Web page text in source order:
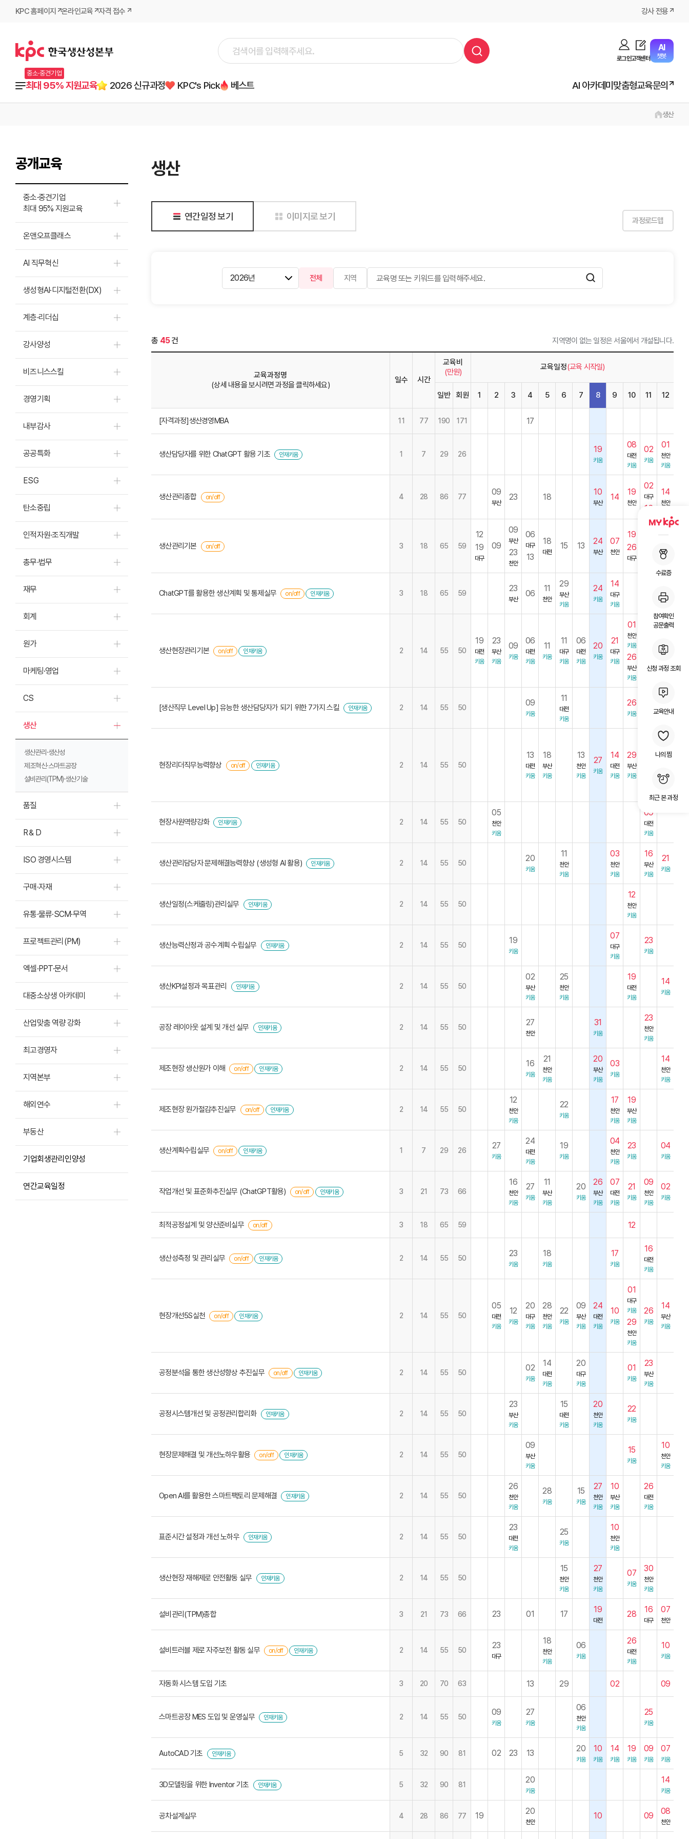
KPC 홈페이지 온라인교육 자격 접수 강사 전용
로그인고객센터
AI
챗봇
중소·중견기업
최대 95% 지원교육 2026 신규과정 KPC's Pick 베스트 AI 아카데미 맞춤형교육문의
수료증
참여확인
공문출력
신청 과정 조회
교육안내
나의 찜
최근 본 과정
생산
공개교육
중소·중견기업
최대 95% 지원교육
온앤오프클래스
AI 직무혁신
생성형AI·디지털전환(DX)
계층·리더십
강사양성
비즈니스스킬
경영기획
내부감사
공공특화
ESG
탄소중립
인적자원·조직개발
총무·법무
재무
회계
원가
마케팅·영업
CS
생산
생산관리·생산성
제조혁신·스마트공장
설비관리(TPM)·생산기술
품질
R＆D
ISO 경영시스템
구매·자재
유통·물류·SCM·무역
프로젝트관리(PM)
엑셀·PPT·문서
대중소상생 아카데미
산업맞춤 역량 강화
최고경영자
지역본부
해외연수
부동산
기업회생관리인양성
연간교육일정
생산
연간일정 보기 이미지로 보기 과정로드맵
전체 지역
총 45건 지역명이 없는 일정은 서울에서 개설됩니다.
교육과정명
(상세 내용을 보시려면 과정을 클릭하세요)
일수 시간
교육비
(만원)
교육일정(교육 시작일)
일반 회원 1 2 3 4 5 6 7 8 9 10 11 12
[자격과정]생산경영MBA 11 77 190 171 17
생산담당자를 위한 ChatGPT 활용 기초 인재키움 1 7 29 26 19
키움
08
대전
키움
02
키움
01
천안
키움
생산관리종합 on/off 4 28 86 77 09
부산
23 18
10
부산
14
19
천안
02
대구
16
14
천안
생산관리기본 on/off 3 18 65 59
12
19
대구
09
09
부산
23
천안
06
대구
13
18
대전
15 13 24
부산
07
천안
19
26
대구
ChatGPT를 활용한 생산계획 및 통제실무 on/off 인재키움 3 18 65 59 23
부산
06
11
천안
29
부산
키움
24
키움
14
대구
키움
생산현장관리기본 on/off 인재키움 2 14 55 50
19
대전
키움
23
부산
키움
09
키움
06
대전
키움
11
키움
11
대구
키움
06
대전
키움
20
키움
21
대구
키움
01
천안
키움
26
부산
키움
대구
[생산직무 Level Up] 유능한 생산담당자가 되기 위한 7가지 스킬 인재키움 2 14 55 50 09
키움
11
대전
키움
26
키움
현장리더직무능력향상 on/off 인재키움 2 14 55 50
13
대전
키움
18
부산
키움
13
천안
키움
27
키움
14
대전
키움
29
부산
키움
07
현장사원역량강화 인재키움 2 14 55 50
05
천안
키움
09
대전
키움
생산관리담당자 문제해결능력향상 (생성형 AI 활용) 인재키움 2 14 55 50 20
키움
11
천안
키움
03
천안
키움
16
부산
키움
21
키움
생산일정(스케줄링)관리실무 인재키움 2 14 55 50
12
천안
키움
생산능력산정과 공수계획 수립실무 인재키움 2 14 55 50 19
키움
07
대구
키움
23
키움
생산KPI설정과 목표관리 인재키움 2 14 55 50
02
부산
키움
25
천안
키움
19
대전
키움
14
키움
공장 레이아웃 설계 및 개선 실무 인재키움 2 14 55 50 27
천안
31
키움
23
천안
키움
제조현장 생산원가 이해 on/off 인재키움 2 14 55 50 16
키움
21
천안
키움
20
부산
키움
03
키움
14
천안
키움
제조현장 원가절감추진실무 on/off 인재키움 2 14 55 50
12
천안
키움
22
키움
17
천안
키움
19
부산
키움
생산계획수립실무 on/off 인재키움 1 7 29 26 27
키움
24
대전
키움
19
키움
04
천안
키움
23
키움
04
키움
작업개선 및 표준화추진실무 (ChatGPT활용) on/off 인재키움 3 21 73 66
16
천안
키움
27
키움
11
부산
키움
20
키움
26
부산
키움
07
대전
키움
21
키움
09
천안
키움
02
키움
최적공정설계 및 양산준비실무 on/off 3 18 65 59 12
생산성측정 및 관리실무 on/off 인재키움 2 14 55 50 23
키움
18
키움
17
키움
16
대전
키움
현장개선5S실천 on/off 인재키움 2 14 55 50
05
대전
키움
12
키움
20
대구
키움
28
천안
키움
22
키움
09
부산
키움
24
대전
키움
10
키움
01
대구
키움
29
천안
키움
26
키움
14
부산
키움
공정분석을 통한 생산성향상 추진실무 on/off 인재키움 2 14 55 50 02
키움
14
대전
키움
20
대구
키움
01
키움
23
부산
키움
공정시스템개선 및 공정관리합리화 인재키움 2 14 55 50
23
부산
키움
15
대전
키움
20
천안
키움
22
키움
현장문제해결 및 개선노하우활용 on/off 인재키움 2 14 55 50
09
부산
키움
15
키움
10
천안
키움
Open AI를 활용한 스마트팩토리 문제해결 인재키움 2 14 55 50
26
천안
키움
28
키움
15
키움
27
천안
키움
10
부산
키움
26
대전
키움
표준시간 설정과 개선 노하우 인재키움 2 14 55 50
23
대전
키움
25
키움
10
천안
키움
생산현장 재해제로 안전활동 실무 인재키움 2 14 55 50
15
천안
키움
27
천안
키움
07
키움
30
천안
키움
설비관리(TPM)종합 3 21 73 66 23 01 17 19
대전
28 16
대구
07
천안
설비트러블 제로 자주보전 활동 실무 on/off 인재키움 2 14 55 50 23
대구
18
천안
키움
06
키움
26
대전
키움
10
키움
자동화 시스템 도입 기초 3 20 70 63 13 29 02 09
스마트공장 MES 도입 및 운영실무 인재키움 2 14 55 50 09
키움
27
키움
06
천안
키움
25
키움
AutoCAD 기초 인재키움 5 32 90 81 02 23 13 20
키움
10
키움
14
키움
19
키움
09
키움
07
키움
3D모델링을 위한 Inventor 기초 인재키움 5 32 90 81 20
키움
14
키움
공차설계실무 4 28 86 77 19 20
천안
10 09 08
천안